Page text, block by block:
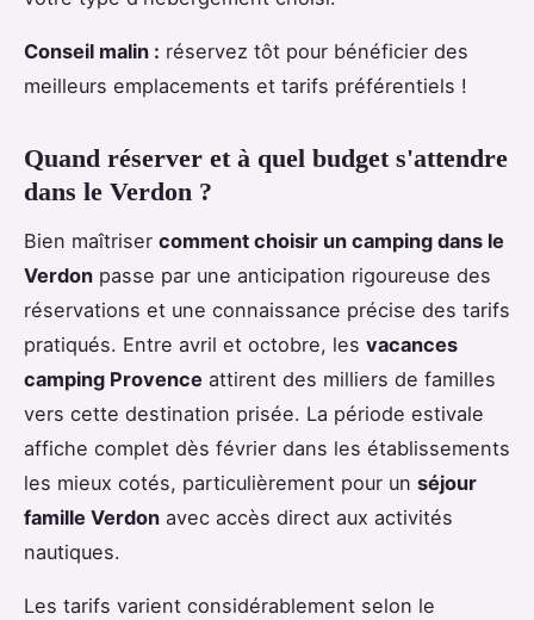
Conseil malin : réservez tôt pour bénéficier des
meilleurs emplacements et tarifs préférentiels !
Quand réserver et à quel budget s'attendre
dans le Verdon ?
Bien maîtriser comment choisir un camping dans le
Verdon passe par une anticipation rigoureuse des
réservations et une connaissance précise des tarifs
pratiqués. Entre avril et octobre, les vacances
camping Provence attirent des milliers de familles
vers cette destination prisée. La période estivale
affiche complet dès février dans les établissements
les mieux cotés, particulièrement pour un séjour
famille Verdon avec accès direct aux activités
nautiques.
Les tarifs varient considérablement selon le